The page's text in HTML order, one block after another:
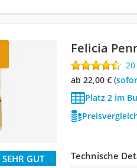
Felicia
ab 22,00 €(
Platz 2 im
SEHR GUT
Technische